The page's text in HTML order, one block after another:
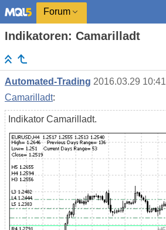
Forum
Indikatoren: Camarilladt
Automated-Trading 2016.03.29 10:41
Camarilladt:
Indikator Camarilladt.